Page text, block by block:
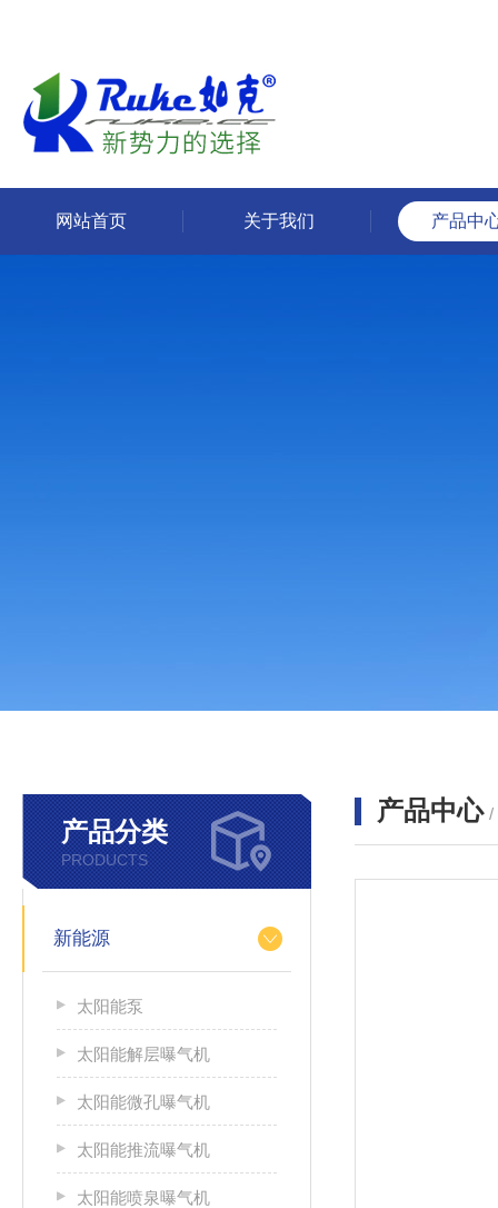
网站首页 关于我们 产品中
产品分类
PRODUCTS
新能源
太阳能泵
太阳能解层曝气机
太阳能微孔曝气机
太阳能推流曝气机
太阳能喷泉曝气机
产品中心 /